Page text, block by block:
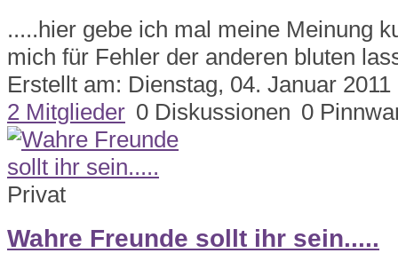
.....hier gebe ich mal meine Meinung
mich für Fehler der anderen bluten
Erstellt am: Dienstag, 04. Januar 2011
2 Mitglieder 0 Diskussionen 0
Privat
Wahre Freunde sollt ihr sein.....